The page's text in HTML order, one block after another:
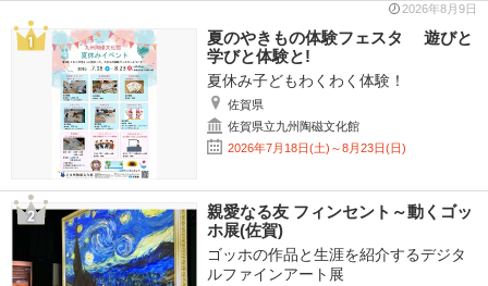
2026年8月9日
夏のやきもの体験フェスタ 遊びと
学びと体験と!
夏休み子どもわくわく体験！
佐賀県
佐賀県立九州陶磁文化館
2026年7月18日(土)～8月23日(日)
親愛なる友 フィンセント～動くゴッ
ホ展(佐賀)
ゴッホの作品と生涯を紹介するデジタ
ルファインアート展